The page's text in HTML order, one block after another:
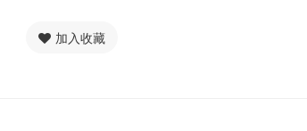
加入收藏